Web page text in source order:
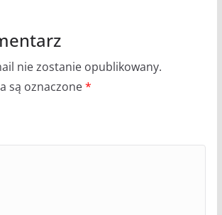
nie zostanie opublikowany.
są oznaczone*